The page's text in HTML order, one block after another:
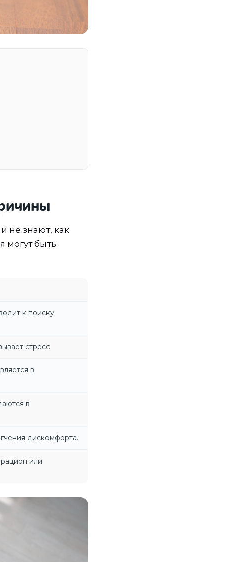
не знают, как
могут быть
к поиску
стресс.
в
в
дискомфорта.
или